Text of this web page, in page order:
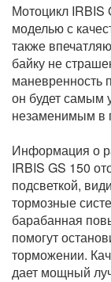
Мотоцикл IRBIS
моделью с
также
байку не
маневренность
он будет самым
незаменимым в
Информация о
IRBIS GS 150
подсветкой,
тормозные
барабанная
помогут
торможении.
дает мощный